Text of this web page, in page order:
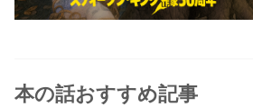
本の話おすすめ記事